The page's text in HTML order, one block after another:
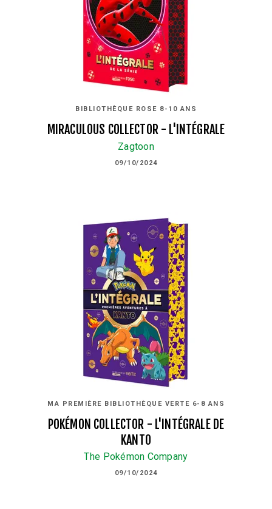
BIBLIOTHÈQUE ROSE 8-10 ANS
MIRACULOUS COLLECTOR - L'INTÉGRALE
Zagtoon
09/10/2024
MA PREMIÈRE BIBLIOTHÈQUE VERTE 6-8 ANS
POKÉMON COLLECTOR - L'INTÉGRALE DE
KANTO
The Pokémon Company
09/10/2024